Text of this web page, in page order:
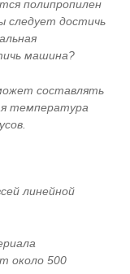
полипропилен
следует достичь
машина?
составлять
температура
линейной
около 500